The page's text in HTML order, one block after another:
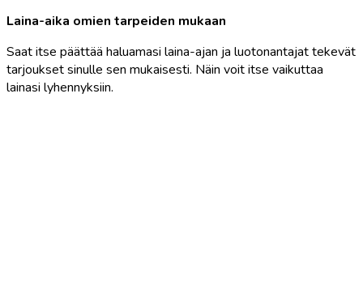
Laina-aika omien tarpeiden mukaan
Saat itse päättää haluamasi laina-ajan ja luotonantajat tekevät
tarjoukset sinulle sen mukaisesti. Näin voit itse vaikuttaa
lainasi lyhennyksiin.